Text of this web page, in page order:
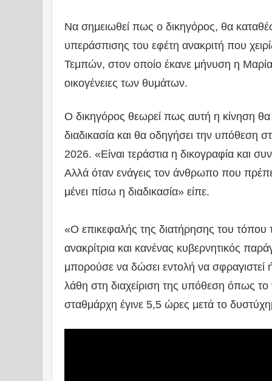
Να σημειωθεί πως ο δικηγόρος, θα
υπεράσπισης του εφέτη ανακριτή που
Τεμπών, στον οποίο έκανε μήνυση η
οικογένειες των θυμάτων.
Ο δικηγόρος θεωρεί πως αυτή η κίνηση θα
διαδικασία και θα οδηγήσει την υπόθεση
2026. «Είναι τεράστια η δικογραφία και
Αλλά όταν ενάγεις τον άνθρωπο που
μένει πίσω η διαδικασία» είπε.
«Ο επικεφαλής της διατήρησης του τόπου
ανακρίτρια και κανένας κυβερνητικός
μπορούσε να δώσει εντολή να
λάθη στη διαχείριση της υπόθεση όπως το
σταθμάρχη έγινε 5,5 ώρες μετά το